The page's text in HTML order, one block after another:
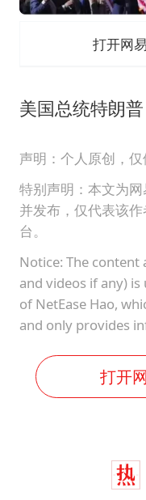
打开网
美国总统特朗普
声明：个人原创，
特别声明：本文为
并发布，仅代表该
台。
Notice: The
and videos if any)
of NetEase Hao,
and only provides
打开